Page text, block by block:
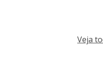
Veja